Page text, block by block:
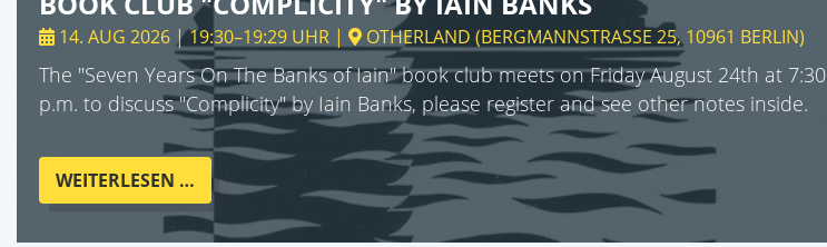
14. AUG 2026 | 19:30–19:29 UHR | OTHERLAND (BERGMANNSTRASSE 25, 10961 BERLIN )
The "Seven Years On The Banks of Iain" book club meets on Friday August 24th at 7:30
p.m. to discuss "Complicity" by Iain Banks, please register and see other notes inside.
WEITERLESEN … BOOK
CLUB
"COMPLICITY"